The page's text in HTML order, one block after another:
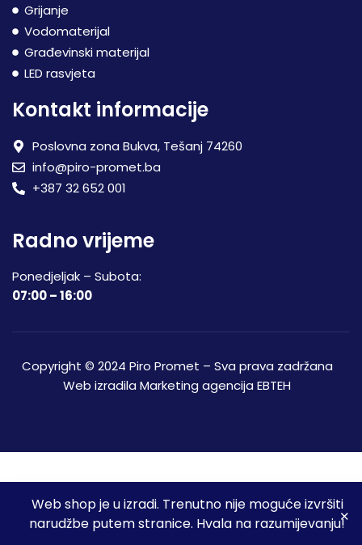
Web shop je u izradi. Trenutno nije moguće izvršiti
narudžbe putem stranice. Hvala na razumijevanju!
Grijanje
Vodomaterijal
Građevinski materijal
LED rasvjeta
Kontakt informacije
Poslovna zona Bukva, Tešanj 74260
info@piro-promet.ba
+387 32 652 001
Radno vrijeme
Ponedjeljak – Subota:
07:00 – 16:00
Copyright © 2024 Piro Promet – Sva prava zadržana
Web izradila Marketing agencija EBTEH
Moj račun